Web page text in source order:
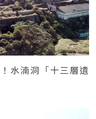
水湳洞「十三層遺